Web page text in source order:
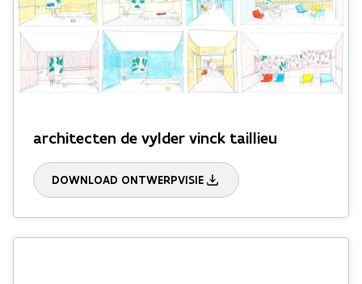
architecten de vylder vinck taillieu
DOWNLOAD ONTWERPVISIE